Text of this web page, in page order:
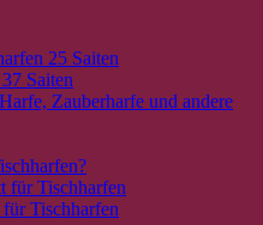
25 Saiten
Saiten
Zauberharfe und andere
für Tischharfen
Tischharfen